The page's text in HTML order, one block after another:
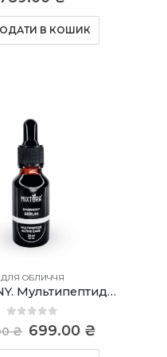
В КОШИК
ДЛЯ ОБЛИЧЧЯ
SYMPHONY. Мультипептидна сироватка
out of 5
₴ Оригінальна
699.00 ₴